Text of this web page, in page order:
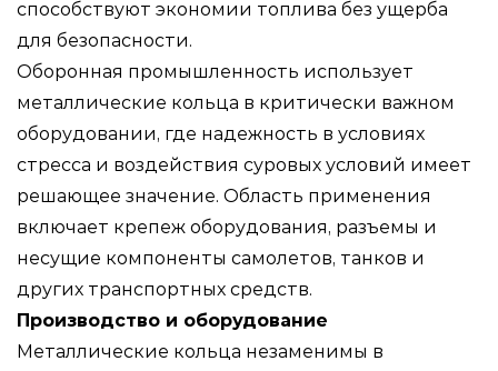
способствуют экономии топлива без ущерба
для безопасности.
Оборонная промышленность использует
металлические кольца в критически важном
оборудовании, где надежность в условиях
стресса и воздействия суровых условий имеет
решающее значение. Область применения
включает крепеж оборудования, разъемы и
несущие компоненты самолетов, танков и
других транспортных средств.
Производство и оборудование
Металлические кольца незаменимы в